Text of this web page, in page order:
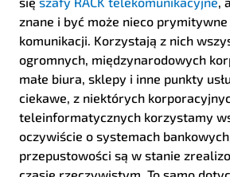
znane i być może nieco
komunikacji. Korzystają z nich
ogromnych, międzynarodowych
małe biura, sklepy i inne punkty
ciekawe, z niektórych
teleinformatycznych korzystamy
oczywiście o systemach
przepustowości są w stanie